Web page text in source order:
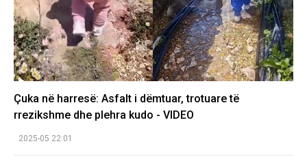
Çuka në harresë: Asfalt i dëmtuar, trotuare të
rrezikshme dhe plehra kudo - VIDEO
2025-05 22:01